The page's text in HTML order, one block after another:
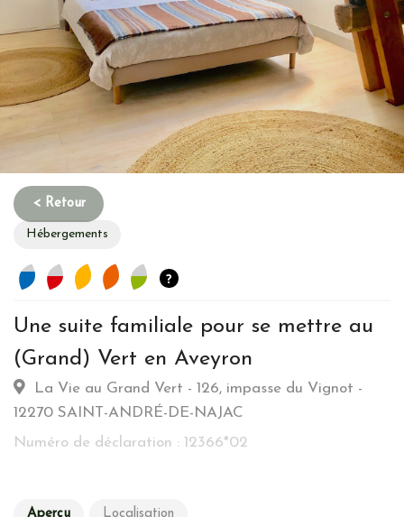
Hébergements
?
Habitation
Type d’hebergement :Traditionnelle: Colombages - Pierre
de taille - Toit de chaume
Commune :Lieu-dit
Une suite familiale pour se mettre au
(Grand) Vert en Aveyron
La Vie au Grand Vert - 126, impasse du Vignot -
12270 SAINT-ANDRÉ-DE-NAJAC
Numéro de déclaration : 12366*02
Aperçu Localisation